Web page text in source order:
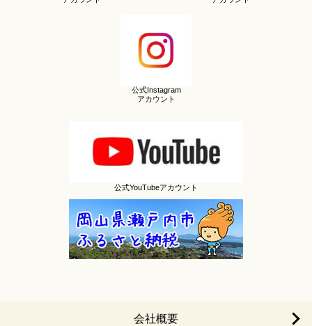
公式Instagram
アカウント
公式YouTubeアカウント
会社概要